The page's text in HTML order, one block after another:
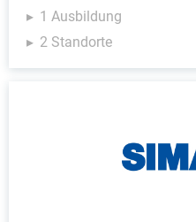
1 Ausbildung
2 Standorte